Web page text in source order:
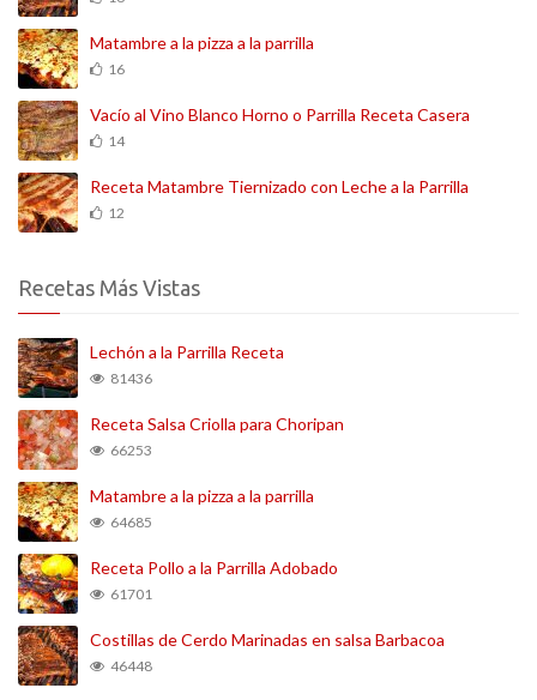
Matambre a la pizza a la parrilla
16
Vacío al Vino Blanco Horno o Parrilla Receta Casera
14
Receta Matambre Tiernizado con Leche a la Parrilla
12
Recetas Más Vistas
Lechón a la Parrilla Receta
81436
Receta Salsa Criolla para Choripan
66253
Matambre a la pizza a la parrilla
64685
Receta Pollo a la Parrilla Adobado
61701
Costillas de Cerdo Marinadas en salsa Barbacoa
46448